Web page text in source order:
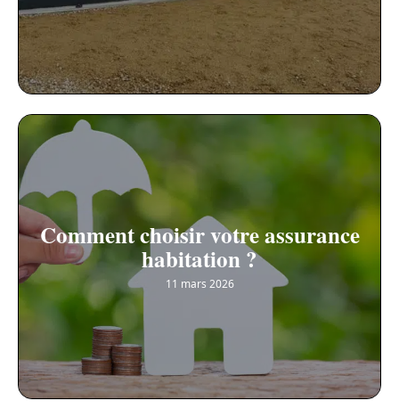
Comment choisir votre assurance
habitation ?
11 mars 2026